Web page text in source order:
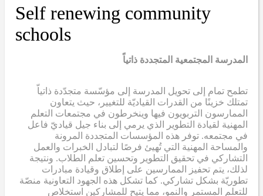
Self renewing community
schools
المدرسة المجتمعية المتجددة ذاتياً
تطمح تمام إلى تحويل المدرسة إلى مؤسّسة متجدّدة ذاتياّ
تمتلك خزينًا من القدرات القياديّة للتغيير، حيث يتعاون
الممارسون التربويون فيها وينخرطون في مجتمعات التعلم
المهنية لقيادة التطوير الذي يرمي إلى بناء جيل قياديّ فاعل
في مجتمعه. توفر هذه المؤسسات المتجددة المرونة
والمساحة المهنية التي تُهيئ فرصًا لتبادل الخبرات والعمل
التشاركي في تحقيق التطوير وتحسين تعلم الطلاب. ونتيجة
لذلك، يتم تحفيز الممارسين على إطلاق وقيادة مبادرات
تطوريّة بشكل تشاركي. كما تشكل هذه الجهود التعاونية منصّة
للتعلم المستمر والنمو، مما يتيح للمشاركين استخلاص